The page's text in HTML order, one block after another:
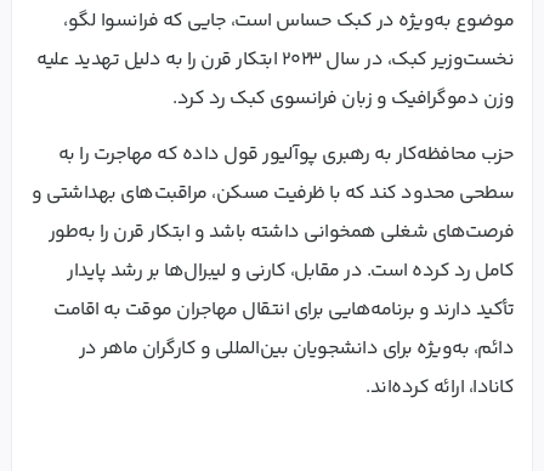
موضوع به‌ویژه در کبک حساس است، جایی که فرانسوا لگو،
نخست‌وزیر کبک، در سال ۲۰۲۳ ابتکار قرن را به دلیل تهدید علیه
وزن دموگرافیک و زبان فرانسوی کبک رد کرد.
حزب محافظه‌کار به رهبری پوآلیور قول داده که مهاجرت را به
سطحی محدود کند که با ظرفیت مسکن، مراقبت‌های بهداشتی و
فرصت‌های شغلی همخوانی داشته باشد و ابتکار قرن را به‌طور
کامل رد کرده است. در مقابل، کارنی و لیبرال‌ها بر رشد پایدار
تأکید دارند و برنامه‌هایی برای انتقال مهاجران موقت به اقامت
دائم، به‌ویژه برای دانشجویان بین‌المللی و کارگران ماهر در
کانادا، ارائه کرده‌اند.